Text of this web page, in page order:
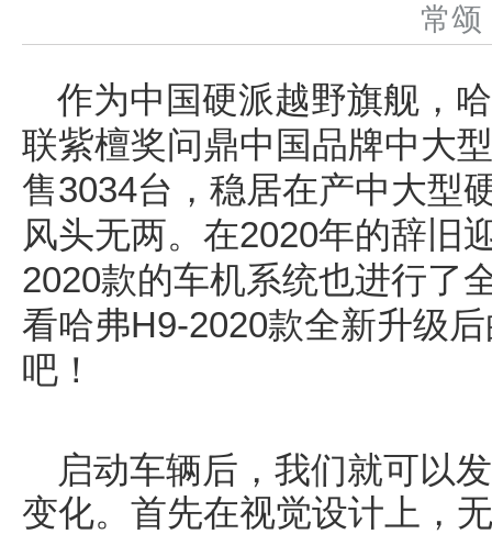
常
作为中国硬派越野旗舰，
联紫檀奖问鼎中国品牌中大
售3034台，稳居在产中大型
风头无两。在2020年的辞旧
2020款的车机系统也进行了
看哈弗H9-2020款全新升级
吧！
启动车辆后，我们就可以
变化。首先在视觉设计上，